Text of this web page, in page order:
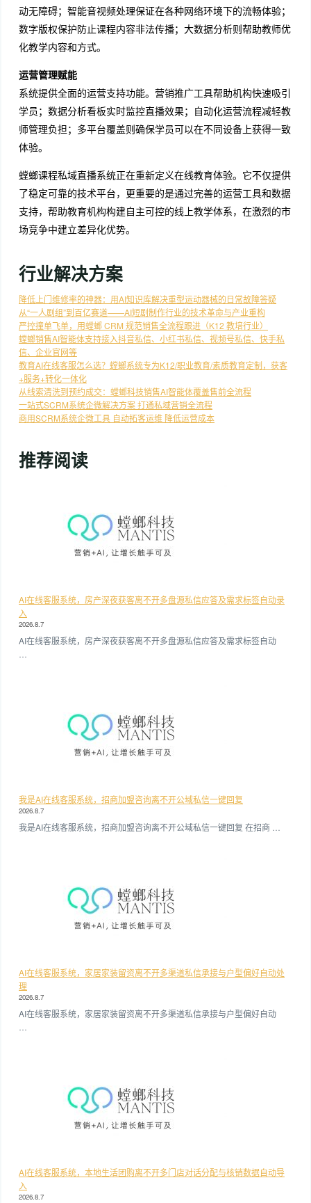
动无障碍；智能音视频处理保证在各种网络环境下的流畅体验；
数字版权保护防止课程内容非法传播；大数据分析则帮助教师优
化教学内容和方式。
运营管理赋能
系统提供全面的运营支持功能。营销推广工具帮助机构快速吸引
学员；数据分析看板实时监控直播效果；自动化运营流程减轻教
师管理负担；多平台覆盖则确保学员可以在不同设备上获得一致
体验。
螳螂课程私域直播系统正在重新定义在线教育体验。它不仅提供
了稳定可靠的技术平台，更重要的是通过完善的运营工具和数据
支持，帮助教育机构构建自主可控的线上教学体系，在激烈的市
场竞争中建立差异化优势。
行业解决方案
降低上门维修率的神器：用AI知识库解决重型运动器械的日常故障答疑
从“一人剧组”到百亿赛道——AI短剧制作行业的技术革命与产业重构
严控撞单飞单，用螳螂 CRM 规范销售全流程跟进（K12 教培行业）
螳螂销售AI智能体支持接入抖音私信、小红书私信、视频号私信、快手私
信、企业官网等
教育AI在线客服怎么选？螳螂系统专为K12/职业教育/素质教育定制，获客
+服务+转化一体化
从线索清洗到预约成交：螳螂科技销售AI智能体覆盖售前全流程
一站式SCRM系统企微解决方案 打通私域营销全流程
商用SCRM系统企微工具 自动拓客运维 降低运营成本
推荐阅读
AI在线客服系统，房产深夜获客离不开多盘源私信应答及需求标签自动录
入
2026.8.7
AI在线客服系统，房产深夜获客离不开多盘源私信应答及需求标签自动
我是AI在线客服系统，招商加盟咨询离不开公域私信一键回复
2026.8.7
我是AI在线客服系统，招商加盟咨询离不开公域私信一键回复 在招商 …
AI在线客服系统，家居家装留资离不开多渠道私信承接与户型偏好自动处
理
2026.8.7
AI在线客服系统，家居家装留资离不开多渠道私信承接与户型偏好自动
AI在线客服系统，本地生活团购离不开多门店对话分配与核销数据自动导
入
2026.8.7